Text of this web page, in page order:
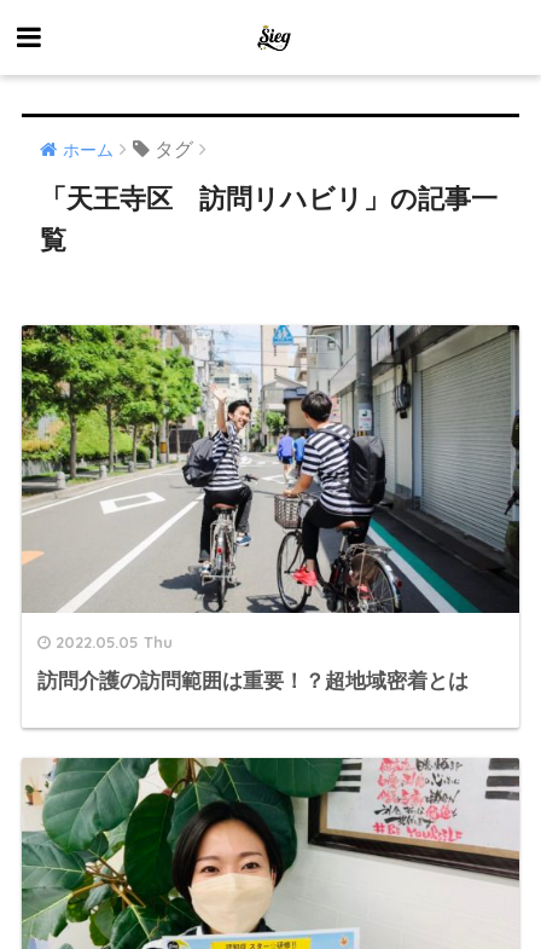
ホーム タグ
「天王寺区 訪問リハビリ」の記事一
覧
2022.05.05 Thu
訪問介護の訪問範囲は重要！？超地域密着とは